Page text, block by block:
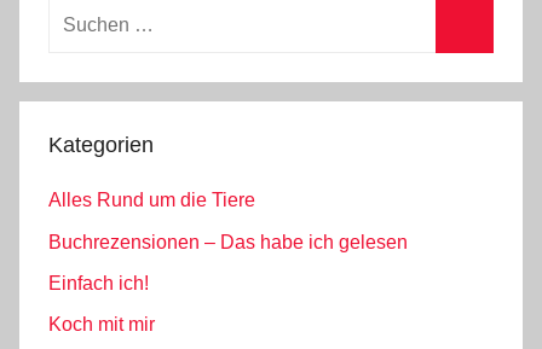
Suchen
Kategorien
Alles Rund um die Tiere
Buchrezensionen – Das habe ich gelesen
Einfach ich!
Koch mit mir